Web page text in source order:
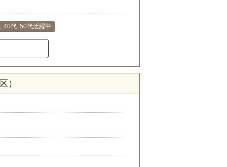
40代･50代活躍中
）